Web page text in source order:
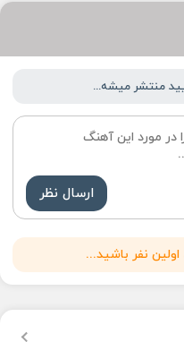
منتشر میشه...
ارسال نظر
نفر باشید...